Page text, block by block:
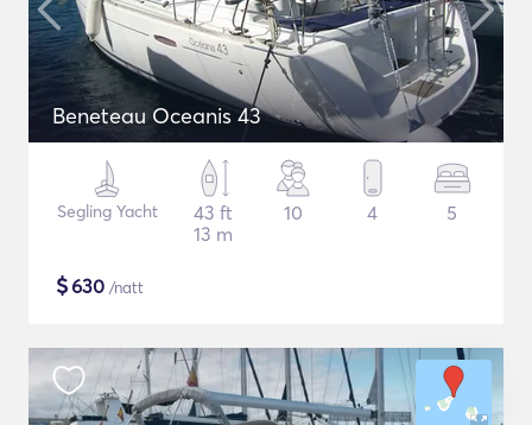
Beneteau Oceanis 43
Segling Yacht
43 ft
13 m
10 4 5
$630 /natt